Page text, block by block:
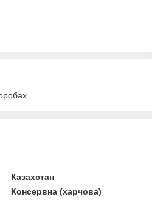
Казахстан
Консервна (харчова)